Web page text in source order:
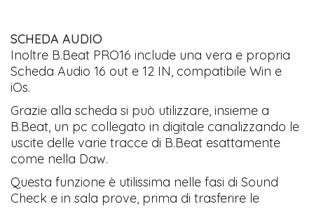
SCHEDA AUDIO
Inoltre B.Beat PRO16 include una vera e propria
Scheda Audio 16 out e 12 IN, compatibile Win e
iOs.
Grazie alla scheda si può utilizzare, insieme a
B.Beat, un pc collegato in digitale canalizzando le
uscite delle varie tracce di B.Beat esattamente
come nella Daw.
Questa funzione è utilissima nelle fasi di Sound
Check e in sala prove, prima di trasferire le